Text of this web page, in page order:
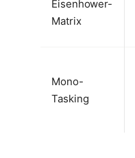
Eisenhower-
Matrix
Mono-
Tasking